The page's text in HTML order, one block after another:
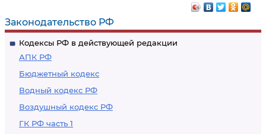
Законодательство РФ
Кодексы РФ в действующей редакции
АПК РФ
Бюджетный кодекс
Водный кодекс РФ
Воздушный кодекс РФ
ГК РФ часть 1